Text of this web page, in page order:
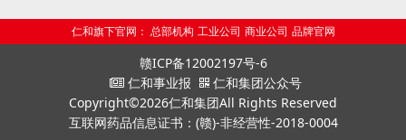
团队，集团构建覆盖全国30个省（市、自治区）的立体
化营销网络，产品涵盖药品及健康品近2000个品种、
3000余个品规，其中28个独家品种、6个中药保护品
种、265个国家医保品种，终端渗透率稳居行业前列。同
仁和旗下官网： 总部机构 工业公司 商业公司 品牌官网
赣ICP备12002197号-6
仁和事业报
仁和集团公众号
Copyright©2026仁和集团All Rights Reserved
互联网药品信息证书：(赣)-非经营性-2018-0004